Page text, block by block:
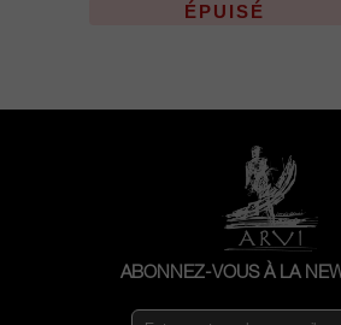
ÉPUISÉ
ABONNEZ-VOUS À LA